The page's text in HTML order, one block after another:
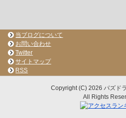
当ブログについて
お問い合わせ
Twitter
サイトマップ
RSS
Copyright (C) 2026 パズド
All Rights